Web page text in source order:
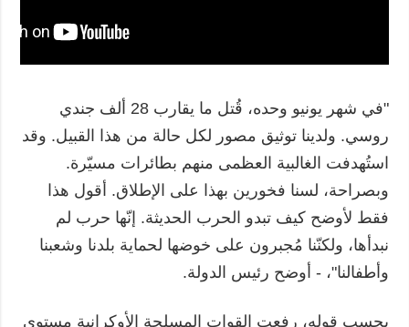
"في شهر يونيو وحده، قُتل ما يقارب 28 ألف جندي
روسي. ولدينا توثيق مصور لكل حالة من هذا القبيل. وقد
استُهدفت الغالبية العظمى منهم بطائرات مسيّرة.
وبصراحة، لسنا فخورين بهذا على الإطلاق. أقول هذا
فقط لأوضح كيف تبدو الحرب الحديثة. إنّها حرب لم
نبدأها، ولكنّنا مُجبرون على خوضها لحماية بلدنا وشعبنا
وأطفالنا"، - أوضح رئيس الدولة.
بحسب قوله، رفعت القوات المسلحة الأوكرانية مستوى